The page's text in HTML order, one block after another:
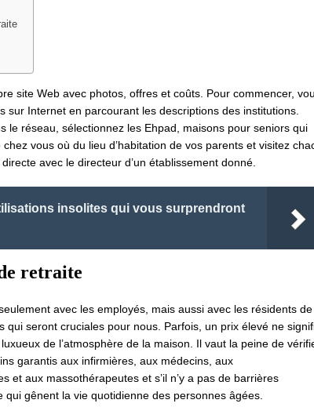
site Web avec photos, offres et coûts. Pour commencer,
sur Internet en parcourant les descriptions des institutions.
le réseau, sélectionnez les Ehpad, maisons pour seniors qui
vous où du lieu d’habitation de vos parents et visitez
avec le directeur d’un établissement donné.
insolites qui vous surprendront
retraite
avec les employés, mais aussi avec les résidents de
qui seront cruciales pour nous. Parfois, un prix élevé ne
de l’atmosphère de la maison. Il vaut la peine de
garantis aux infirmières, aux médecins, aux
et aux massothérapeutes et s’il n’y a pas de barrières
gênent la vie quotidienne des personnes âgées.